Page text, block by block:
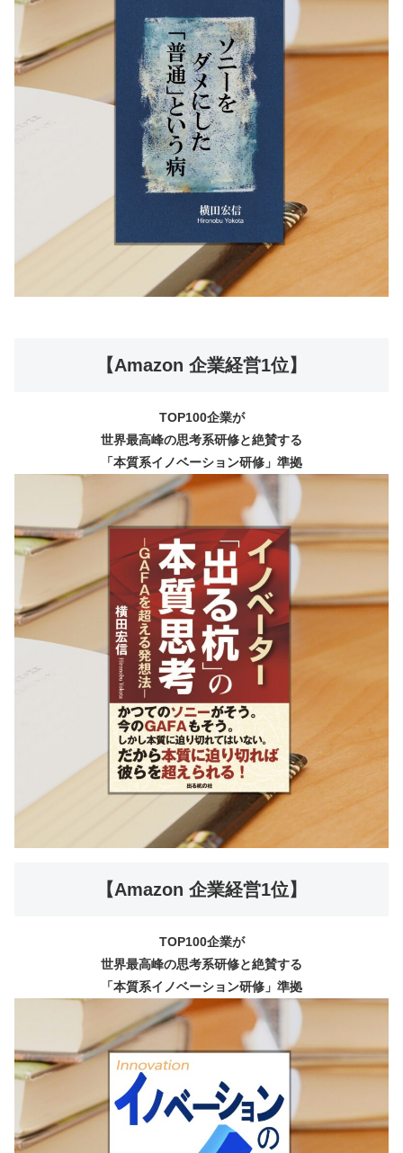
【Amazon 企業経営1位】
TOP100企業が
世界最高峰の思考系研修と絶賛する
「本質系イノベーション研修」準拠
【Amazon 企業経営1位】
TOP100企業が
世界最高峰の思考系研修と絶賛する
「本質系イノベーション研修」準拠